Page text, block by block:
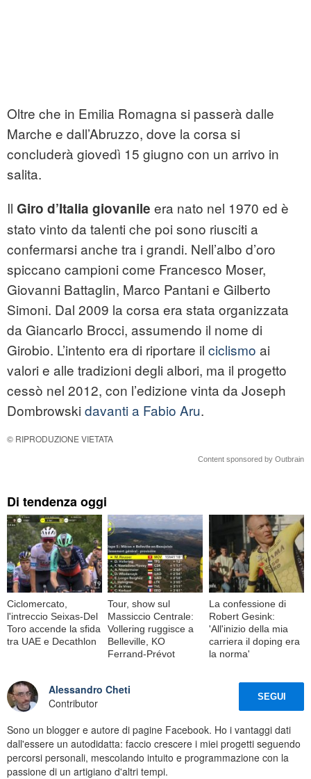
Oltre che in Emilia Romagna si passerà dalle
Marche e dall’Abruzzo, dove la corsa si
concluderà giovedì 15 giugno con un arrivo in
salita.
Il Giro d’Italia giovanile era nato nel 1970 ed è
stato vinto da talenti che poi sono riusciti a
confermarsi anche tra i grandi. Nell’albo d’oro
spiccano campioni come Francesco Moser,
Giovanni Battaglin, Marco Pantani e Gilberto
Simoni. Dal 2009 la corsa era stata organizzata
da Giancarlo Brocci, assumendo il nome di
Girobio. L’intento era di riportare il ciclismo ai
valori e alle tradizioni degli albori, ma il progetto
cessò nel 2012, con l’edizione vinta da Joseph
Dombrowski davanti a Fabio Aru.
© RIPRODUZIONE VIETATA
Content sponsored by Outbrain
Di tendenza oggi
Ciclomercato,
l'intreccio Seixas-Del
Toro accende la sfida
tra UAE e Decathlon
Tour, show sul
Massiccio Centrale:
Vollering ruggisce a
Belleville, KO
Ferrand-Prévot
La confessione di
Robert Gesink:
'All'inizio della mia
carriera il doping era
la norma'
Alessandro Cheti
Contributor
SEGUI
Sono un blogger e autore di pagine Facebook. Ho i vantaggi dati
dall'essere un autodidatta: faccio crescere i miei progetti seguendo
percorsi personali, mescolando intuito e programmazione con la
passione di un artigiano d'altri tempi.